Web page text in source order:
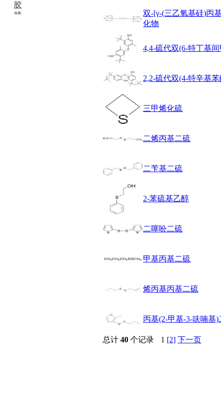
胶
腈
双-[γ-(三乙氧基硅)丙
化物
4,4-硫代双(6-特丁基
2,2-硫代双(4-特辛基
三甲烯化硫
二烯丙基二硫
二苄基二硫
2-苯硫基乙醇
二噻吩二硫
甲基丙基二硫
烯丙基丙基二硫
丙基(2-甲基-3-呋喃基)
总计 40 个记录 1 [2] 下一页